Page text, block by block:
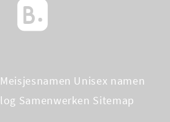
Meisjesnamen Unisex namen
Samenwerken Sitemap